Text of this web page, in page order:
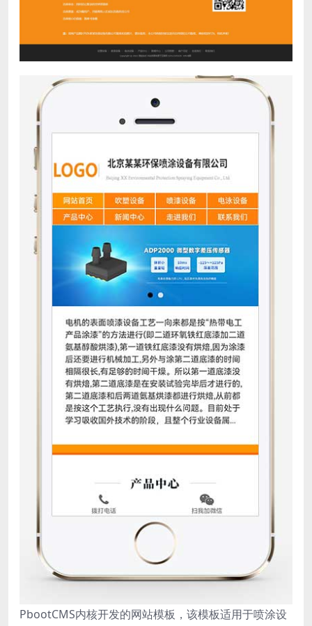
PbootCMS内核开发的网站模板，该模板适用于喷涂设